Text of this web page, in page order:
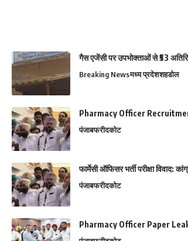
गैस एजेंसी पर उपभोक्ताओं से ₹53
Breaking Newsमध्य प्रदेशशहडोल
Pharmacy Officer
पंजाबफरीदकोट
फार्मेसी ऑफिसर भर्ती परीक्षा
पंजाबफरीदकोट
Pharmacy Officer Paper